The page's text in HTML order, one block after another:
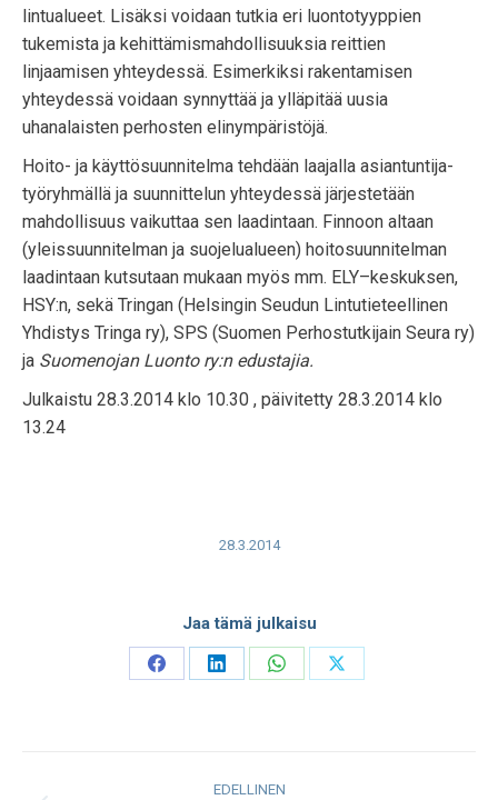
lintualueet. Lisäksi voidaan tutkia eri luontotyyppien
tukemista ja kehittämismahdollisuuksia reittien
linjaamisen yhteydessä. Esimerkiksi rakentamisen
yhteydessä voidaan synnyttää ja ylläpitää uusia
uhanalaisten perhosten elinympäristöjä.
Hoito- ja käyttösuunnitelma tehdään laajalla asiantuntija-
työryhmällä ja suunnittelun yhteydessä järjestetään
mahdollisuus vaikuttaa sen laadintaan. Finnoon altaan
(yleissuunnitelman ja suojelualueen) hoitosuunnitelman
laadintaan kutsutaan mukaan myös mm. ELY–keskuksen,
HSY:n, sekä Tringan (Helsingin Seudun Lintutieteellinen
Yhdistys Tringa ry), SPS (Suomen Perhostutkijain Seura ry)
ja Suomenojan Luonto ry:n edustajia.
Julkaistu 28.3.2014 klo 10.30 , päivitetty 28.3.2014 klo
13.24
28.3.2014
Jaa tämä julkaisu
Share
Share
Share
Share
EDELLINEN